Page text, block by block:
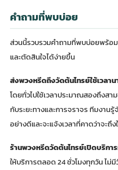
คำถามที่พบบ่อย
ส่วนนี้รวบรวมคำถามที่พบบ่อยพร้อ
และตัดสินใจได้ง่ายขึ้น
ส่งพวงหรีดถึงวัดต้นไทรย์ใช้เวลา
โดยทั่วไปใช้เวลาประมาณสองถึงส
กับระยะทางและการจราจร ทีมงาน
อย่างดีและจะแจ้งเวลาที่คาดว่าจะถึ
ร้านพวงหรีดวัดต้นไทรย์เปิดบริกา
ให้บริการตลอด 24 ชั่วโมงทุกวัน ไ